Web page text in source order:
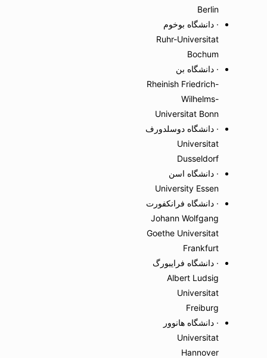
Berlin
· دانشگاه بوخوم
Ruhr-Universitat
Bochum
· دانشگاه بن
Rheinish Friedrich-
Wilhelms-
Universitat Bonn
· دانشگاه دوسلدورف
Universitat
Dusseldorf
· دانشگاه اسن
University Essen
· دانشگاه فرانکفورت
Johann Wolfgang
Goethe Universitat
Frankfurt
· دانشگاه فرایبورگ
Albert Ludsig
Universitat
Freiburg
· دانشگاه هانوور
Universitat
Hannover